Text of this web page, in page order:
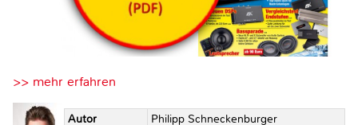
>> mehr erfahren
Autor
Philipp Schneckenburger